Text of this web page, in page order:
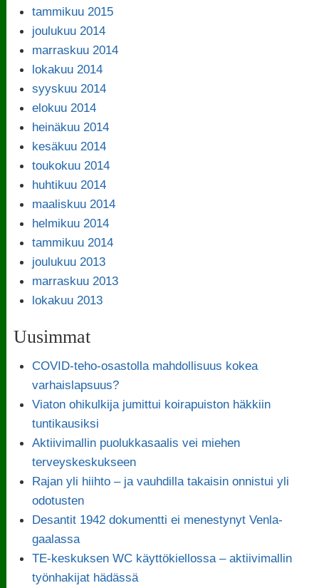
tammikuu 2015
joulukuu 2014
marraskuu 2014
lokakuu 2014
syyskuu 2014
elokuu 2014
heinäkuu 2014
kesäkuu 2014
toukokuu 2014
huhtikuu 2014
maaliskuu 2014
helmikuu 2014
tammikuu 2014
joulukuu 2013
marraskuu 2013
lokakuu 2013
Uusimmat
COVID-teho-osastolla mahdollisuus kokea
varhaislapsuus?
Viaton ohikulkija jumittui koirapuiston häkkiin
tuntikausiksi
Aktiivimallin puolukkasaalis vei miehen
terveyskeskukseen
Rajan yli hiihto – ja vauhdilla takaisin onnistui yli
odotusten
Desantit 1942 dokumentti ei menestynyt Venla-
gaalassa
TE-keskuksen WC käyttökiellossa – aktiivimallin
työnhakijat hädässä